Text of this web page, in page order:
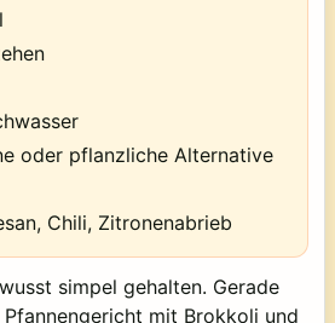
oder pflanzliche Alternative
Chili, Zitronenabrieb
simpel gehalten. Gerade
mit Brokkoli und